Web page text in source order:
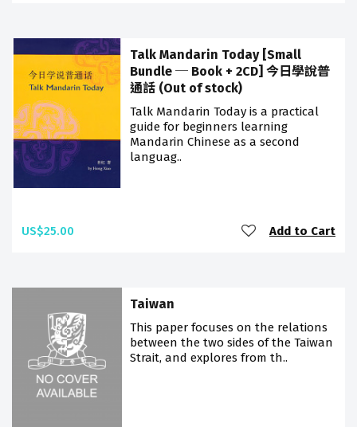
Talk Mandarin Today [Small
Bundle ─ Book + 2CD] 今日學說普
通話 (Out of stock)
Talk Mandarin Today is a practical
guide for beginners learning
Mandarin Chinese as a second
languag..
US$25.00 Add to Cart
Taiwan
This paper focuses on the relations
between the two sides of the Taiwan
Strait, and explores from th..